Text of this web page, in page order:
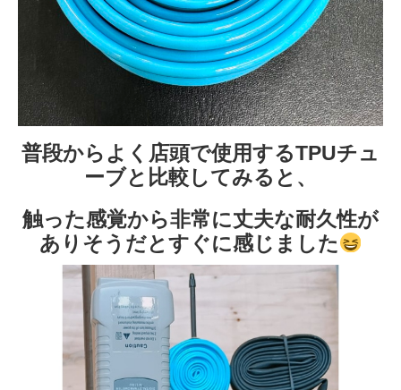
普段からよく店頭で使用するTPUチュ
ーブと比較してみると、
触った感覚から非常に丈夫な耐久性が
ありそうだとすぐに感じました